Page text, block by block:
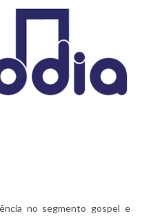
no segmento gospel e